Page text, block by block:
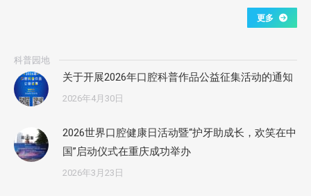
更多
科普园地
关于开展2026年口腔科普作品公益征集活动的通知
2026年4月30日
2026世界口腔健康日活动暨“护牙助成长，欢笑在中
国”启动仪式在重庆成功举办
2026年3月23日